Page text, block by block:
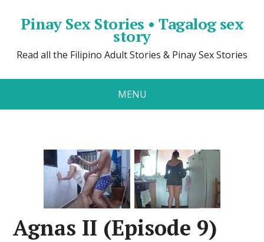
Pinay Sex Stories • Tagalog sex
story
Read all the Filipino Adult Stories & Pinay Sex Stories
MENU
Agnas II (Episode 9)